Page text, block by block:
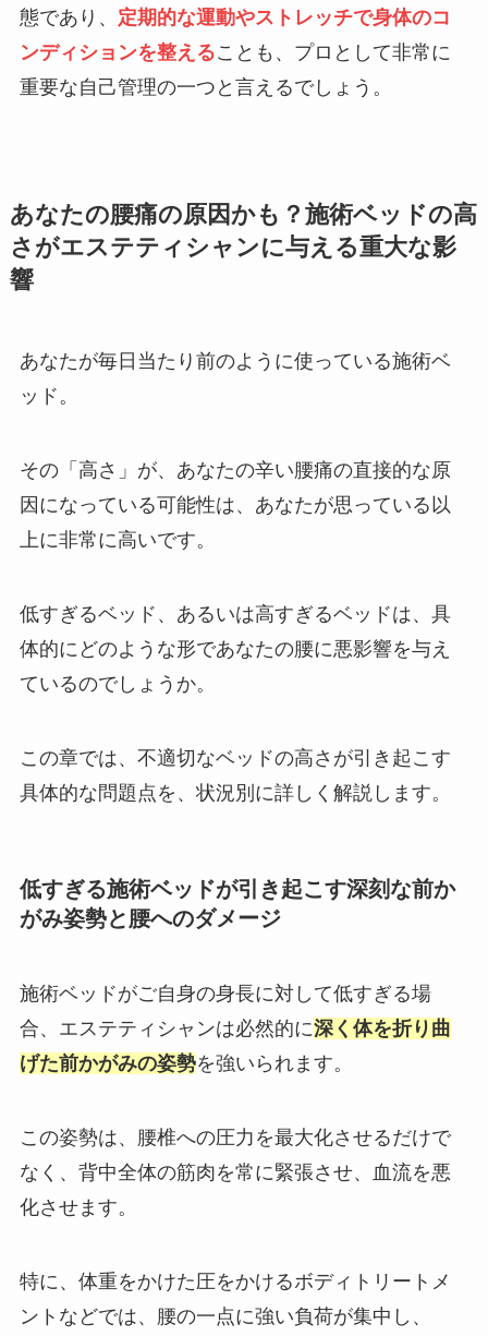
態であり、 定期的な運動やストレッチで身体のコ
ンディションを整えることも、プロとして非常に
重要な自己管理の一つと言えるでしょう。
あなたの腰痛の原因かも？施術ベッドの高
さがエステティシャンに与える重大な影
響
あなたが毎日当たり前のように使っている施術ベ
ッド。
その「高さ」が、あなたの辛い腰痛の直接的な原
因になっている可能性は、あなたが思っている以
上に非常に高いです。
低すぎるベッド、あるいは高すぎるベッドは、具
体的にどのような形であなたの腰に悪影響を与え
ているのでしょうか。
この章では、不適切なベッドの高さが引き起こす
具体的な問題点を、状況別に詳しく解説します。
低すぎる施術ベッドが引き起こす深刻な前か
がみ姿勢と腰へのダメージ
施術ベッドがご自身の身長に対して低すぎる場
合、エステティシャンは必然的に深く体を折り曲
げた前かがみの姿勢を強いられます。
この姿勢は、腰椎への圧力を最大化させるだけで
なく、背中全体の筋肉を常に緊張させ、血流を悪
化させます。
特に、体重をかけた圧をかけるボディトリートメ
ントなどでは、腰の一点に強い負荷が集中し、